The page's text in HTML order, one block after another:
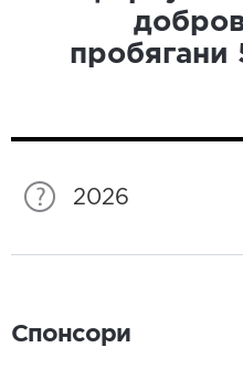
пробягани
2026
Спонсори